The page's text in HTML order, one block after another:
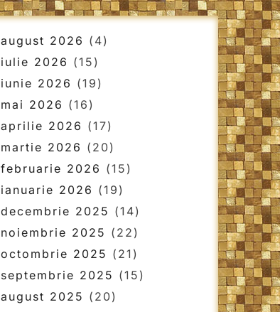
august 2026 (4)
iulie 2026 (15)
iunie 2026 (19)
mai 2026 (16)
aprilie 2026 (17)
martie 2026 (20)
februarie 2026 (15)
ianuarie 2026 (19)
decembrie 2025 (14)
noiembrie 2025 (22)
octombrie 2025 (21)
septembrie 2025 (15)
august 2025 (20)